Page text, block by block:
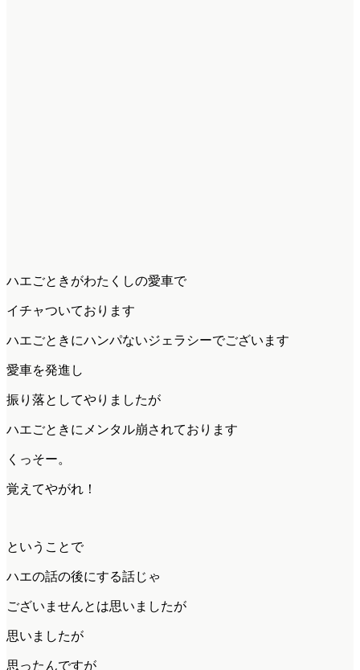
ハエごときがわたくしの愛車で
イチャついております
ハエごときにハンパないジェラシーでございます
愛車を発進し
振り落としてやりましたが
ハエごときにメンタル崩されております
くっそー。
覚えてやがれ！
ということで
ハエの話の後にする話じゃ
ございませんとは思いましたが
思いましたが
思ったんですが